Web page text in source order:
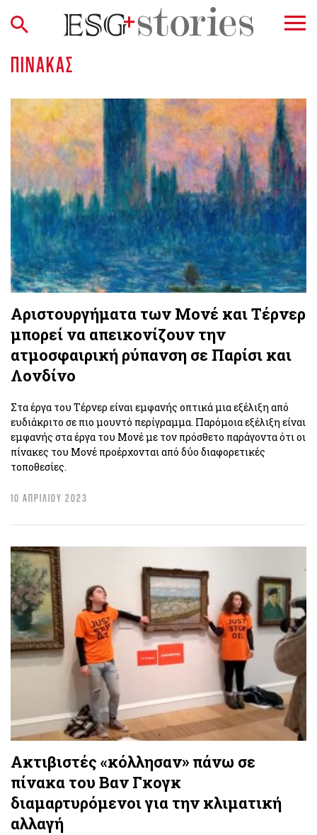
ΠΊΝΑΚΑΣ
Αριστουργήματα των Μονέ και Τέρνερ
μπορεί να απεικονίζουν την
ατμοσφαιρική ρύπανση σε Παρίσι και
Λονδίνο
Στα έργα του Τέρνερ είναι εμφανής οπτικά μια εξέλιξη από
ευδιάκριτο σε πιο μουντό περίγραμμα. Παρόμοια εξέλιξη είναι
εμφανής στα έργα του Μονέ με τον πρόσθετο παράγοντα ότι οι
πίνακες του Μονέ προέρχονται από δύο διαφορετικές
τοποθεσίες.
10 ΑΠΡΙΛΙΟΥ 2023
Ακτιβιστές «κόλλησαν» πάνω σε
πίνακα του Βαν Γκογκ
διαμαρτυρόμενοι για την κλιματική
αλλαγή